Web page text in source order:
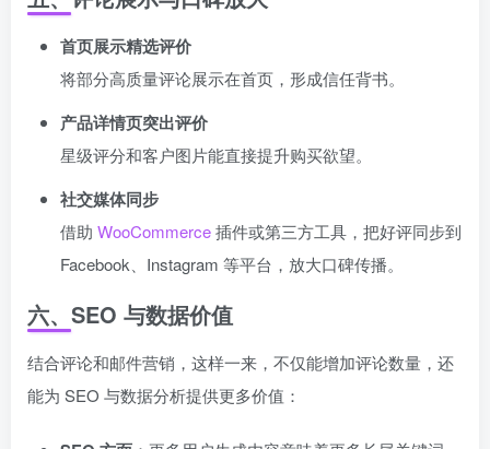
首页展示精选评价
将部分高质量评论展示在首页，形成信任背书。
产品详情页突出评价
星级评分和客户图片能直接提升购买欲望。
社交媒体同步
借助 WooCommerce插件或第三方工具，把好评同步到
Facebook、Instagram 等平台，放大口碑传播。
六、SEO 与数据价值
结合评论和邮件营销，这样一来，不仅能增加评论数量，还
能为 SEO 与数据分析提供更多价值：